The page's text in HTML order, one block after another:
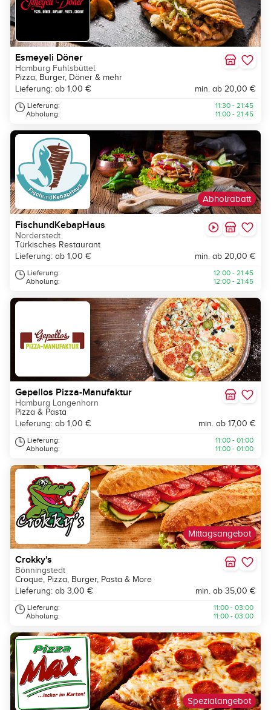
Esmeyeli Döner
Hamburg Fuhlsbüttel
Pizza, Burger, Döner & mehr
Lieferung: ab 1,00 €
min. ab 20,00 €
Lieferung:
Abholung:
11:30 - 21:45
11:00 - 21:45
Abholrabatt
FischundKebapHaus
Norderstedt
Türkisches Restaurant
Lieferung: ab 1,00 €
min. ab 20,00 €
Lieferung:
Abholung:
12:00 - 21:45
12:00 - 21:45
Gepellos Pizza-Manufaktur
Hamburg Langenhorn
Pizza & Pasta
Lieferung: ab 1,00 €
min. ab 17,00 €
Lieferung:
Abholung:
11:00 - 01:00
11:00 - 01:00
Mittagsangebot
Crokky's
Bönningstedt
Croque, Pizza, Burger, Pasta & More
Lieferung: ab 3,00 €
min. ab 35,00 €
Lieferung:
Abholung:
11:00 - 03:00
11:00 - 03:00
Spezialangebot